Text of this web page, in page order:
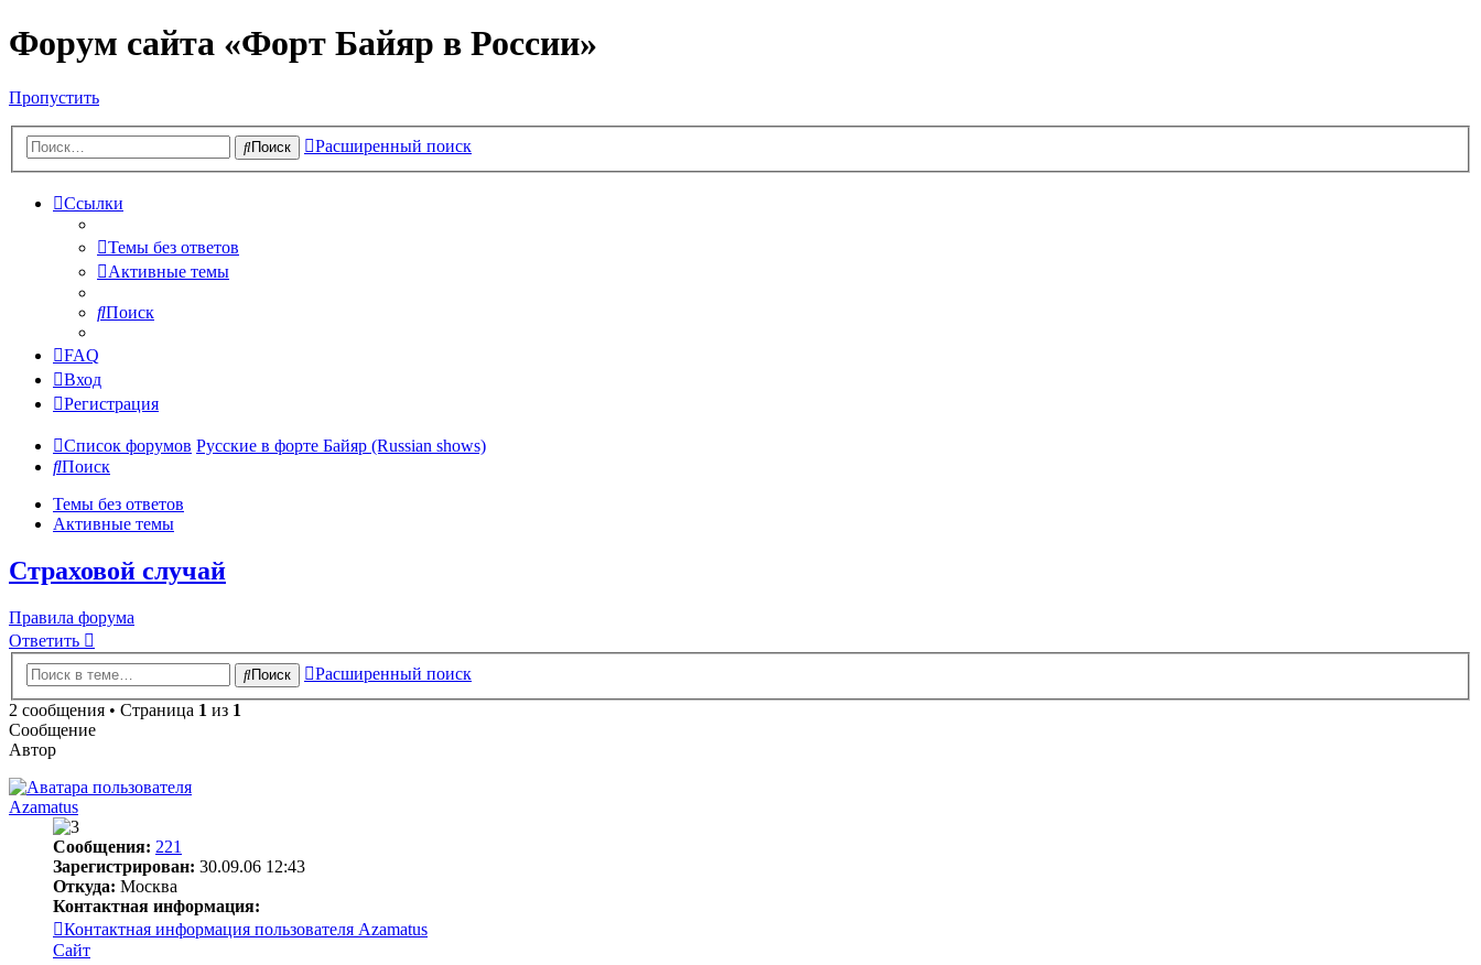
Форум сайта «Форт Байяр в России»
Пропустить
Поиск Расширенный поиск
Ссылки
Темы без ответов
Активные темы
Поиск
FAQ
Вход
Регистрация
Список форумов Русские в форте Байяр (Russian shows)
Поиск
Темы без ответов
Активные темы
Страховой случай
Правила форума
Ответить
Поиск
Расширенный поиск
2 сообщения • Страница 1 из 1
Сообщение
Автор
Azamatus
Сообщения: 221
Зарегистрирован: 30.09.06 12:43
Откуда: Москва
Контактная информация:
Контактная информация пользователя Azamatus
Сайт